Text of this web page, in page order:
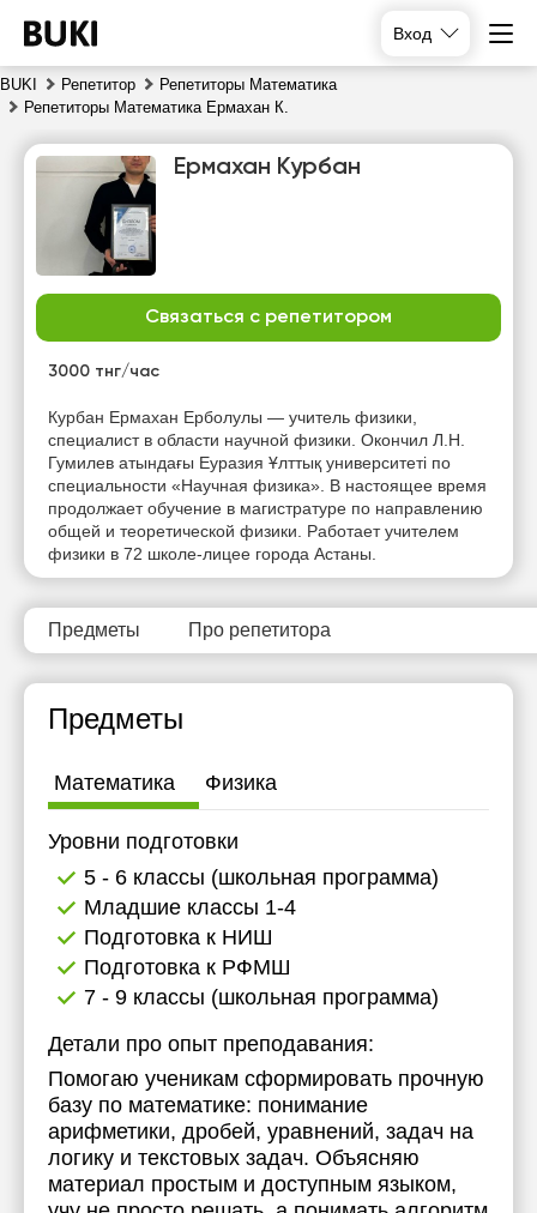
Вход
BUKI Репетитор
Репетиторы Математика
Репетиторы Математика Ермахан К.
Ермахан Курбан
Связаться с репетитором
3000 тнг/час
Курбан Ермахан Ерболулы — учитель физики,
специалист в области научной физики. Окончил Л.Н.
Гумилев атындағы Еуразия Ұлттық университеті по
специальности «Научная физика». В настоящее время
продолжает обучение в магистратуре по направлению
общей и теоретической физики. Работает учителем
физики в 72 школе-лицее города Астаны.
Предметы Про репетитора
Предметы
Математика Физика
Уровни подготовки
5 - 6 классы (школьная программа)
Младшие классы 1-4
Подготовка к НИШ
Подготовка к РФМШ
7 - 9 классы (школьная программа)
Детали про опыт преподавания:
Помогаю ученикам сформировать прочную
базу по математике: понимание
арифметики, дробей, уравнений, задач на
логику и текстовых задач. Объясняю
материал простым и доступным языком,
вс
пн
Нет
свободных
часов
10:00
10:30
11:00
11:30
12:00
12:30
14:00
14:30
15:00
16:00
16:30
17:30
18:00
18:30
Нет
свободных
часов
свободных
часов